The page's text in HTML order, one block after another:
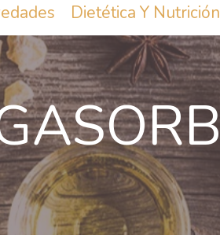
Dietética Y Nutrición